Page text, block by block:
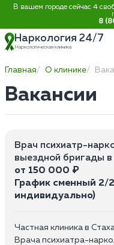
В вашем городе сейчас 4
8
Наркология 24/7
Наркологическая клиника
Главная О клинике
Вакансии
Врач психиатр-
выездной бригады в
от 150 000 ₽
График сменный 2/
индивидуально)
Частная клиника в
Врача психиатра-